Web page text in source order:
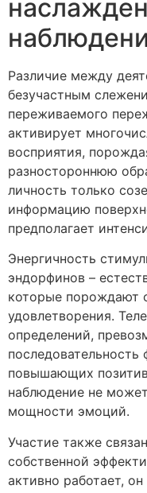
Различие между
безучастным
переживаемого
активирует
восприятия,
разностороннюю
личность только
информацию
предполагает
Энергичность
эндорфинов –
которые порождают
удовлетворения.
определений,
последовательность
повышающих
наблюдение не
мощности эмоций.
Участие также
собственной
активно работает,